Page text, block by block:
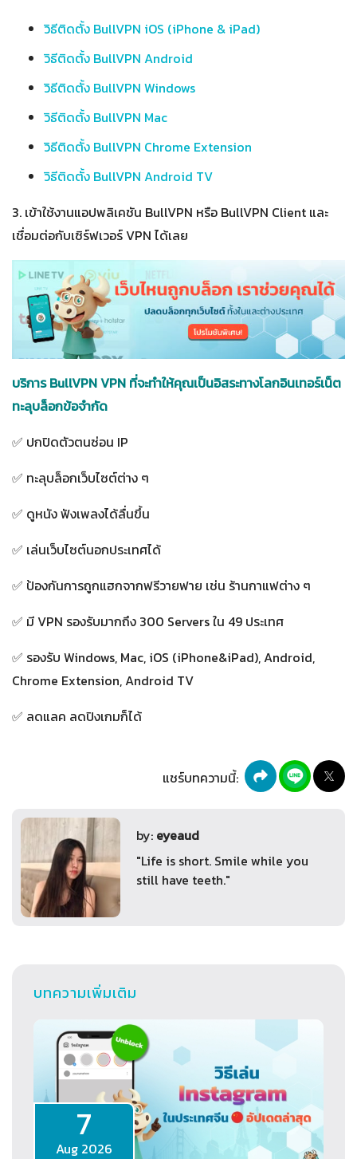
วิธีติดตั้ง BullVPN iOS (iPhone & iPad)
วิธีติดตั้ง BullVPN Android
วิธีติดตั้ง BullVPN Windows
วิธีติดตั้ง BullVPN Mac
วิธีติดตั้ง BullVPN Chrome Extension
วิธีติดตั้ง BullVPN Android TV
3. เข้าใช้งานแอปพลิเคชัน BullVPN หรือ BullVPN Client และ
เชื่อมต่อกับเซิร์ฟเวอร์ VPN ได้เลย
บริการ BullVPN VPN ที่จะทำให้คุณเป็นอิสระทางโลกอินเทอร์เน็ต
ทะลุบล็อกข้อจำกัด
✅ ปกปิดตัวตนซ่อน IP
✅ ทะลุบล็อกเว็บไซต์ต่าง ๆ
✅ ดูหนัง ฟังเพลงได้ลื่นขึ้น
✅ เล่นเว็บไซต์นอกประเทศได้
✅ ป้องกันการถูกแฮกจากฟรีวายฟาย เช่น ร้านกาแฟต่าง ๆ
✅ มี VPN รองรับมากถึง 300 Servers ใน 49 ประเทศ
✅ รองรับ Windows, Mac, iOS (iPhone&iPad), Android,
Chrome Extension, Android TV
✅ ลดแลค ลดปิงเกมก็ได้
แชร์บทความนี้:
by: eyeaud
"Life is short. Smile while you
still have teeth."
บทความเพิ่มเติม
7
Aug 2026